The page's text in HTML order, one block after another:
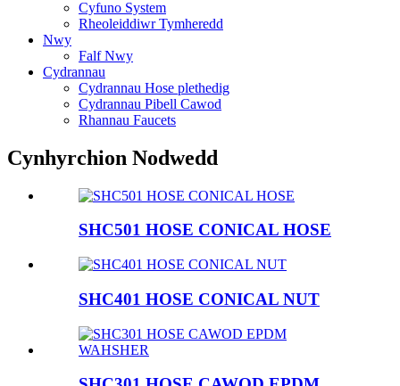
Cyfuno System
Rheoleiddiwr Tymheredd
Nwy
Falf Nwy
Cydrannau
Cydrannau Hose plethedig
Cydrannau Pibell Cawod
Rhannau Faucets
Cynhyrchion Nodwedd
SHC501 HOSE CONICAL HOSE
SHC401 HOSE CONICAL NUT